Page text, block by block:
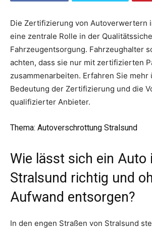
Die Zertifizierung von Autoverwertern
eine zentrale Rolle in der
Fahrzeugentsorgung. Fahrzeughalter
achten, dass sie nur mit zertifizierten
zusammenarbeiten. Erfahren Sie mehr
Bedeutung der Zertifizierung und die
qualifizierter Anbieter.
Thema: Autoverschrottung Stralsund
Wie lässt sich ein Auto
Stralsund richtig und
Aufwand entsorgen?
In den engen Straßen von Stralsund